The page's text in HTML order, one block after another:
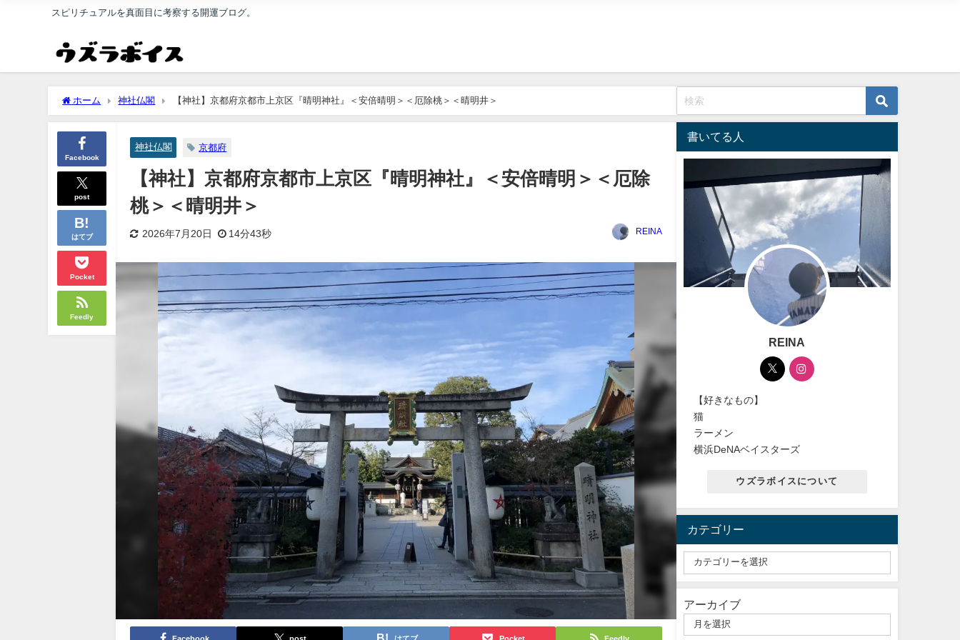
スピリチュアルを真面目に考察する開運ブログ。
ホーム 神社仏閣 【神社】京都府京都市上京区『晴明神社』＜安倍晴明＞＜厄除桃＞＜晴明井＞
Facebook
post
はてブ
Pocket
Feedly
神社仏閣 京都府
【神社】京都府京都市上京区『晴明神社』＜安倍晴明＞＜厄除
桃＞＜晴明井＞
2026年7月20日 14分43秒 REINA
書いてる人
REINA
【好きなもの】
猫
ラーメン
横浜DeNAベイスターズ
ウズラボイスについて
カテゴリー
アーカイブ